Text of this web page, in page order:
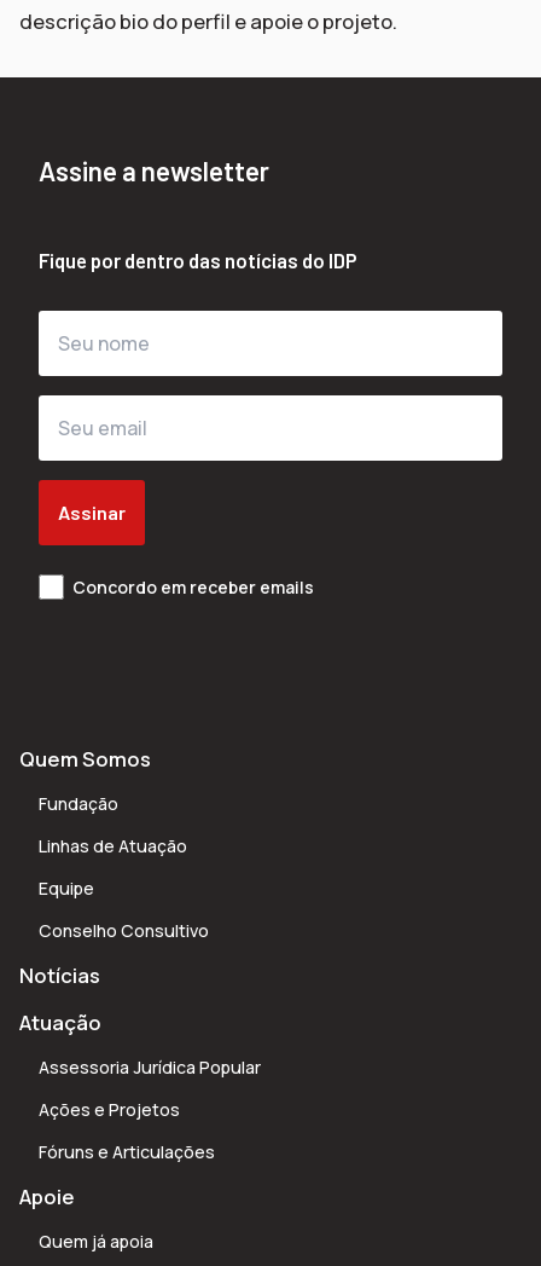
descrição bio do perfil e apoie o projeto.
Assine a newsletter
Fique por dentro das notícias do IDP
Assinar
Concordo em receber emails
Quem Somos
Fundação
Linhas de Atuação
Equipe
Conselho Consultivo
Notícias
Atuação
Assessoria Jurídica Popular
Ações e Projetos
Fóruns e Articulações
Apoie
Quem já apoia